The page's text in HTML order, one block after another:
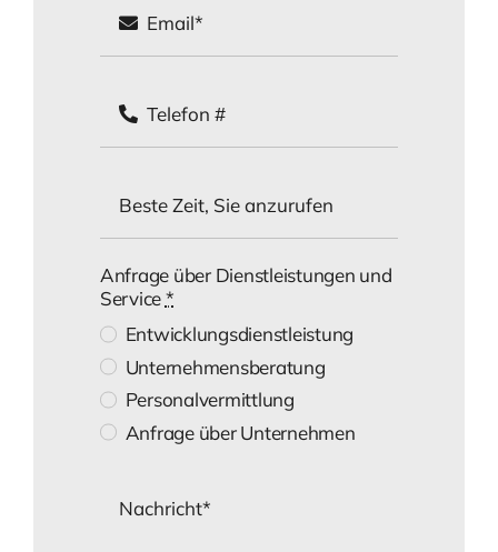
Anfrage über Dienstleistungen und
Service*
Entwicklungsdienstleistung
Unternehmensberatung
Personalvermittlung
Anfrage über Unternehmen